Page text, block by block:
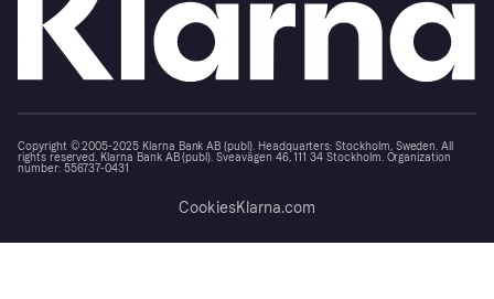
Copyright © 2005-2025 Klarna Bank AB (publ). Headquarters: Stockholm, Sweden. All
rights reserved. Klarna Bank AB (publ). Sveavägen 46, 111 34 Stockholm. Organization
number: 556737-0431
CookiesKlarna.com